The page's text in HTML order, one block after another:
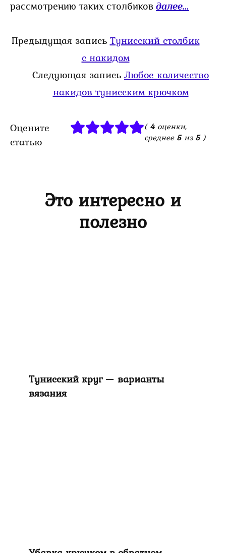
рассмотрению таких столбиков далее…
Предыдущая записьТунисский столбик
с накидом
Следующая запись Любое количество
накидов тунисским крючком
Оцените
статью
(4оценки,
среднее 5из 5)
Это интересно и
полезно
Тунисский круг — варианты
вязания